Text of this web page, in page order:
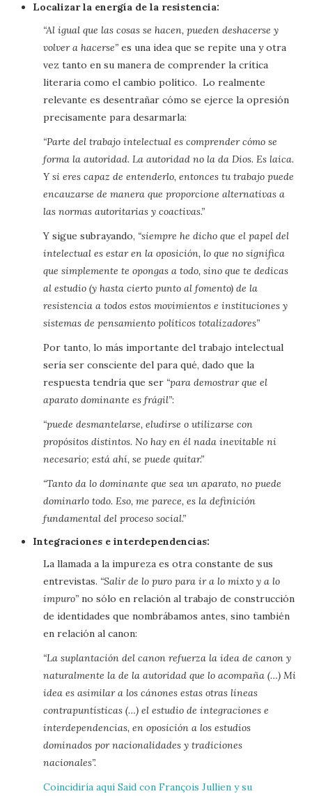
Localizar la energía de la resistencia:
“Al igual que las cosas se hacen, pueden deshacerse y
volver a hacerse” es una idea que se repite una y otra
vez tanto en su manera de comprender la crítica
literaria como el cambio político. Lo realmente
relevante es desentrañar cómo se ejerce la opresión
precisamente para desarmarla:
“Parte del trabajo intelectual es comprender cómo se
forma la autoridad. La autoridad no la da Dios. Es laica.
Y si eres capaz de entenderlo, entonces tu trabajo puede
encauzarse de manera que proporcione alternativas a
las normas autoritarias y coactivas.”
Y sigue subrayando, “siempre he dicho que el papel del
intelectual es estar en la oposición, lo que no significa
que simplemente te opongas a todo, sino que te dedicas
al estudio (y hasta cierto punto al fomento) de la
resistencia a todos estos movimientos e instituciones y
sistemas de pensamiento políticos totalizadores”
Por tanto, lo más importante del trabajo intelectual
sería ser consciente del para qué, dado que la
respuesta tendría que ser “para demostrar que el
aparato dominante es frágil”:
“puede desmantelarse, eludirse o utilizarse con
propósitos distintos. No hay en él nada inevitable ni
necesario; está ahí, se puede quitar.”
“Tanto da lo dominante que sea un aparato, no puede
dominarlo todo. Eso, me parece, es la definición
fundamental del proceso social.”
Integraciones e interdependencias:
La llamada a la impureza es otra constante de sus
entrevistas. “Salir de lo puro para ir a lo mixto y a lo
impuro” no sólo en relación al trabajo de construcción
de identidades que nombrábamos antes, sino también
en relación al canon:
“La suplantación del canon refuerza la idea de canon y
naturalmente la de la autoridad que lo acompaña (…) Mi
idea es asimilar a los cánones estas otras líneas
contrapuntísticas (…) el estudio de integraciones e
interdependencias, en oposición a los estudios
dominados por nacionalidades y tradiciones
nacionales”.
Coincidiría aquí Said con François Jullien y su